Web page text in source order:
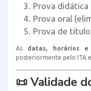
Prova didática
Prova oral
Prova de
As datas, horários
posteriormente pelo ITA
📜 Validade